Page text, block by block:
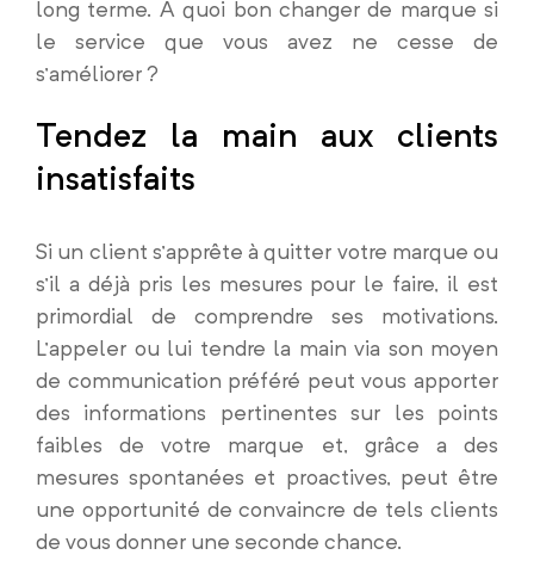
long terme. A quoi bon changer de marque si
le service que vous avez ne cesse de
s’améliorer ?
Tendez la main aux clients
insatisfaits
Si un client s’apprête à quitter votre marque ou
s’il a déjà pris les mesures pour le faire, il est
primordial de comprendre ses motivations.
L’appeler ou lui tendre la main via son moyen
de communication préféré peut vous apporter
des informations pertinentes sur les points
faibles de votre marque et, grâce a des
mesures spontanées et proactives, peut être
une opportunité de convaincre de tels clients
de vous donner une seconde chance.